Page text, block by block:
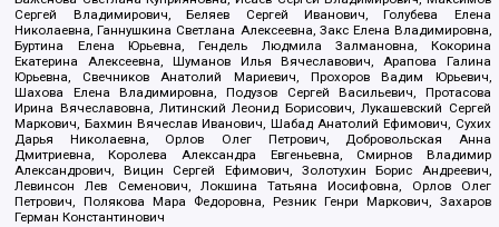
Сергей Владимирович, Беляев Сергей Иванович, Голубева Елена
Николаевна, Ганнушкина Светлана Алексеевна, Закс Елена Владимировна,
Буртина Елена Юрьевна, Гендель Людмила Залмановна, Кокорина
Екатерина Алексеевна, Шуманов Илья Вячеславович, Арапова Галина
Юрьевна, Свечников Анатолий Мариевич, Прохоров Вадим Юрьевич,
Шахова Елена Владимировна, Подузов Сергей Васильевич, Протасова
Ирина Вячеславовна, Литинский Леонид Борисович, Лукашевский Сергей
Маркович, Бахмин Вячеслав Иванович, Шабад Анатолий Ефимович, Сухих
Дарья Николаевна, Орлов Олег Петрович, Добровольская Анна
Дмитриевна, Королева Александра Евгеньевна, Смирнов Владимир
Александрович, Вицин Сергей Ефимович, Золотухин Борис Андреевич,
Левинсон Лев Семенович, Локшина Татьяна Иосифовна, Орлов Олег
Петрович, Полякова Мара Федоровна, Резник Генри Маркович, Захаров
Герман Константинович